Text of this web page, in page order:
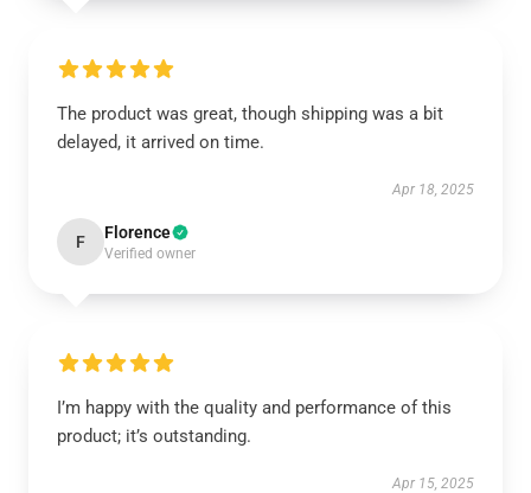
The product was great, though shipping was a bit
delayed, it arrived on time.
Apr 18, 2025
F Florence
Verified owner
I’m happy with the quality and performance of this
product; it’s outstanding.
Apr 15, 2025